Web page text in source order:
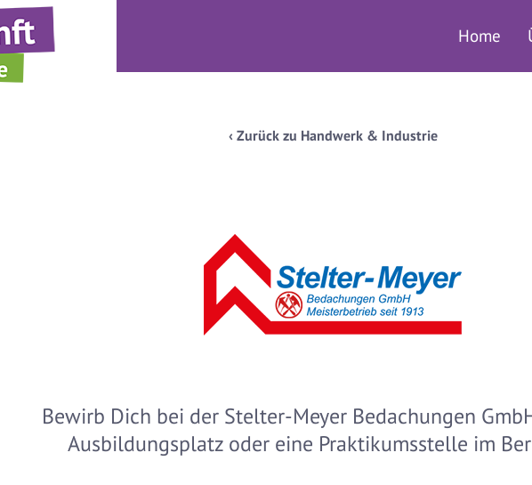
Home
‹ Zurück zu Handwerk & Industrie
Bewirb Dich bei der Stelter-Meyer Bedachungen
Ausbildungsplatz oder eine Praktikumsstelle im